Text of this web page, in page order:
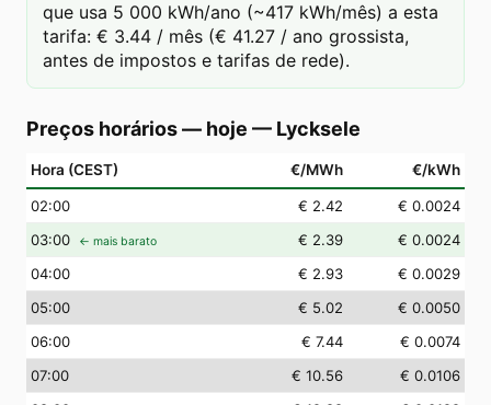
que usa 5 000 kWh/ano (~417 kWh/mês) a esta
tarifa: € 3.44 / mês (€ 41.27 / ano grossista,
antes de impostos e tarifas de rede).
Preços horários — hoje — Lycksele
Hora (CEST) €/MWh €/kWh
02:00 € 2.42
€ 0.0024
03:00 ← mais barato € 2.39
€ 0.0024
04:00 € 2.93
€ 0.0029
05:00 € 5.02
€ 0.0050
06:00 € 7.44
€ 0.0074
07:00 € 10.56
€ 0.0106